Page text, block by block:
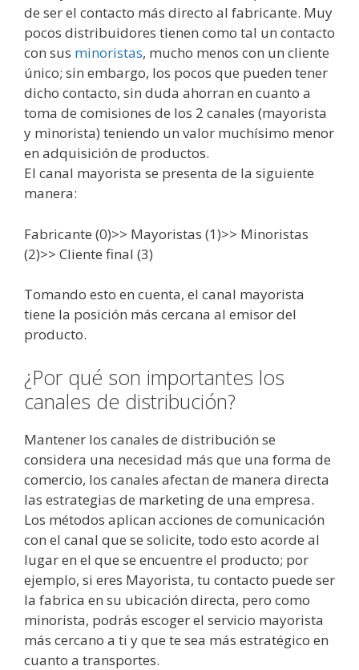
de ser el contacto más directo al fabricante. Muy
pocos distribuidores tienen como tal un contacto
con sus minoristas, mucho menos con un cliente
único; sin embargo, los pocos que pueden tener
dicho contacto, sin duda ahorran en cuanto a
toma de comisiones de los 2 canales (mayorista
y minorista) teniendo un valor muchísimo menor
en adquisición de productos.
El canal mayorista se presenta de la siguiente
manera:
Fabricante (0)>> Mayoristas (1)>> Minoristas
(2)>> Cliente final (3)
Tomando esto en cuenta, el canal mayorista
tiene la posición más cercana al emisor del
producto.
¿Por qué son importantes los
canales de distribución?
Mantener los canales de distribución se
considera una necesidad más que una forma de
comercio, los canales afectan de manera directa
las estrategias de marketing de una empresa.
Los métodos aplican acciones de comunicación
con el canal que se solicite, todo esto acorde al
lugar en el que se encuentre el producto; por
ejemplo, si eres Mayorista, tu contacto puede ser
la fabrica en su ubicación directa, pero como
minorista, podrás escoger el servicio mayorista
más cercano a ti y que te sea más estratégico en
cuanto a transportes.